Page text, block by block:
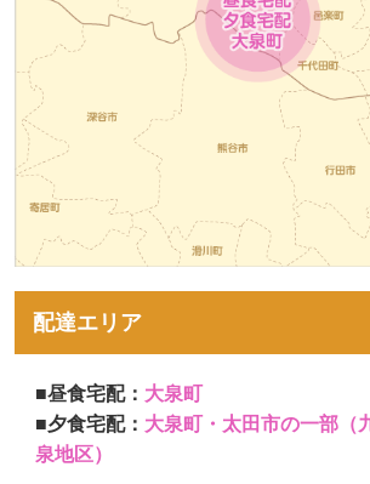
配達エリア
■昼食宅配： 大泉町
■夕食宅配： 大泉町・太田市の一部（
泉地区）